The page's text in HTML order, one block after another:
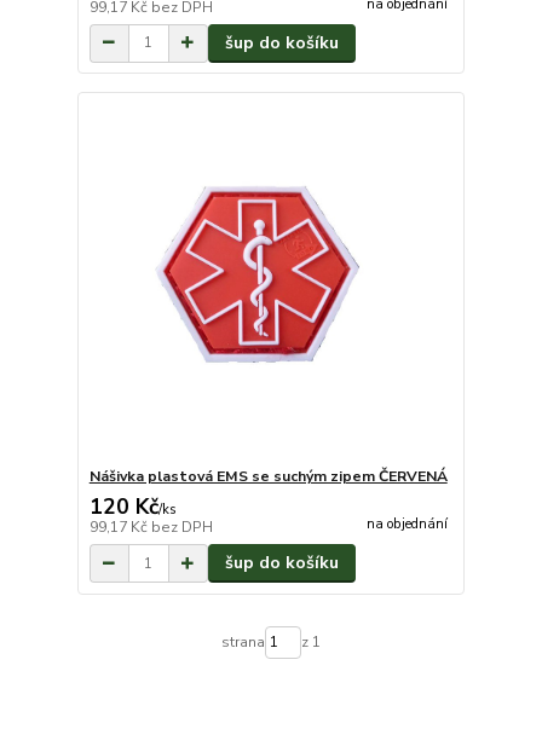
99,17 Kč bez DPH na objednání
šup do košíku
Nášivka plastová EMS se suchým zipem ČERVENÁ
120 Kč/ks
99,17 Kč bez DPH na objednání
šup do košíku
strana z 1